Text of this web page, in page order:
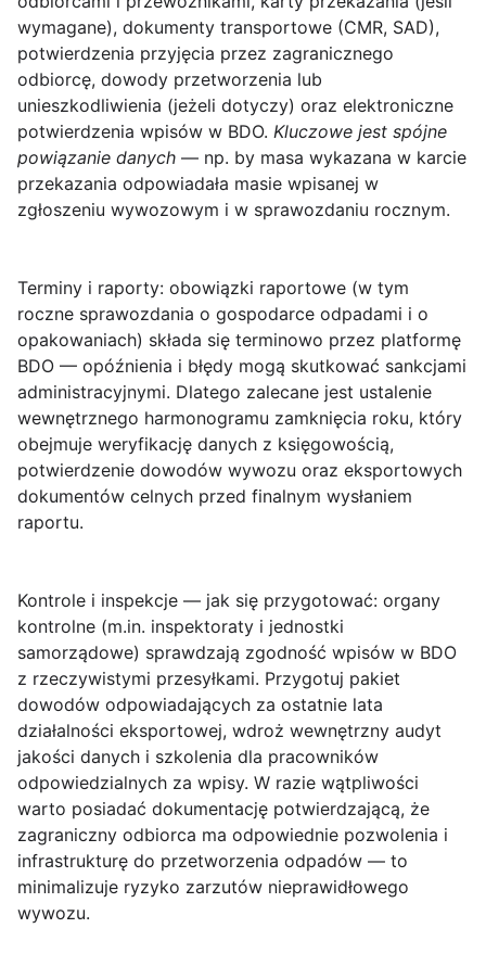
wymagane), dokumenty transportowe (CMR, SAD),
potwierdzenia przyjęcia przez zagranicznego
odbiorcę, dowody przetworzenia lub
unieszkodliwienia (jeżeli dotyczy) oraz elektroniczne
potwierdzenia wpisów w BDO. Kluczowe jest spójne
powiązanie danych — np. by masa wykazana w karcie
przekazania odpowiadała masie wpisanej w
zgłoszeniu wywozowym i w sprawozdaniu rocznym.
Terminy i raporty: obowiązki raportowe (w tym
roczne sprawozdania o gospodarce odpadami i o
opakowaniach) składa się terminowo przez platformę
BDO — opóźnienia i błędy mogą skutkować sankcjami
administracyjnymi. Dlatego zalecane jest ustalenie
wewnętrznego harmonogramu zamknięcia roku, który
obejmuje weryfikację danych z księgowością,
potwierdzenie dowodów wywozu oraz eksportowych
dokumentów celnych przed finalnym wysłaniem
raportu.
Kontrole i inspekcje — jak się przygotować: organy
kontrolne (m.in. inspektoraty i jednostki
samorządowe) sprawdzają zgodność wpisów w BDO
z rzeczywistymi przesyłkami. Przygotuj pakiet
dowodów odpowiadających za ostatnie lata
działalności eksportowej, wdroż wewnętrzny audyt
jakości danych i szkolenia dla pracowników
odpowiedzialnych za wpisy. W razie wątpliwości
warto posiadać dokumentację potwierdzającą, że
zagraniczny odbiorca ma odpowiednie pozwolenia i
infrastrukturę do przetworzenia odpadów — to
minimalizuje ryzyko zarzutów nieprawidłowego
wywozu.